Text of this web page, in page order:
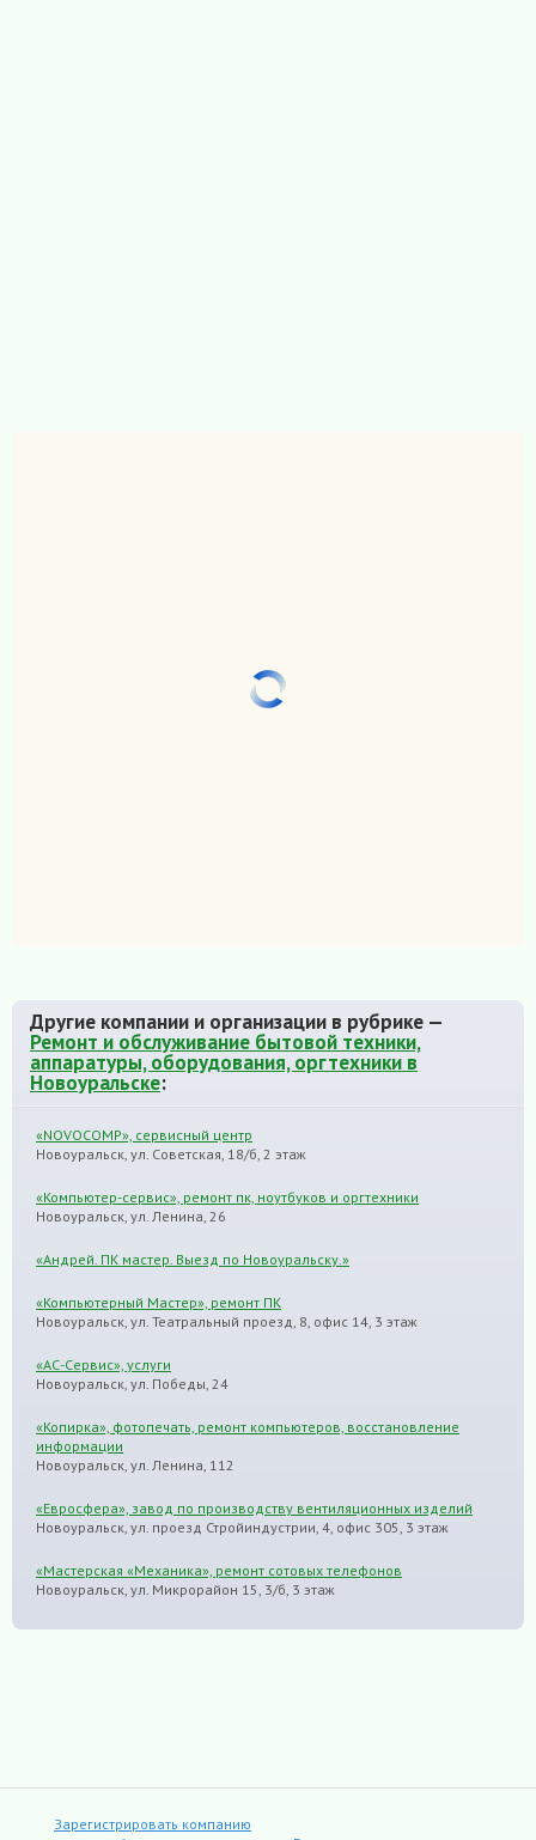
Другие компании и организации в рубрике —
Ремонт и обслуживание бытовой техники,
аппаратуры, оборудования, оргтехники в
Новоуральске:
«NOVOCOMP», сервисный центр
Новоуральск, ул. Советская, 18/б, 2 этаж
«Компьютер-сервис», ремонт пк, ноутбуков и оргтехники
Новоуральск, ул. Ленина, 26
«Андрей. ПК мастер. Выезд по Новоуральску.»
«Компьютерный Мастер», ремонт ПК
Новоуральск, ул. Театральный проезд, 8, офис 14, 3 этаж
«АС-Сервис», услуги
Новоуральск, ул. Победы, 24
«Копирка», фотопечать, ремонт компьютеров, восстановление
информации
Новоуральск, ул. Ленина, 112
«Евросфера», завод по производству вентиляционных изделий
Новоуральск, ул. проезд Стройиндустрии, 4, офис 305, 3 этаж
«Мастерская «Механика», ремонт сотовых телефонов
Новоуральск, ул. Микрорайон 15, 3/б, 3 этаж
Зарегистрировать компанию